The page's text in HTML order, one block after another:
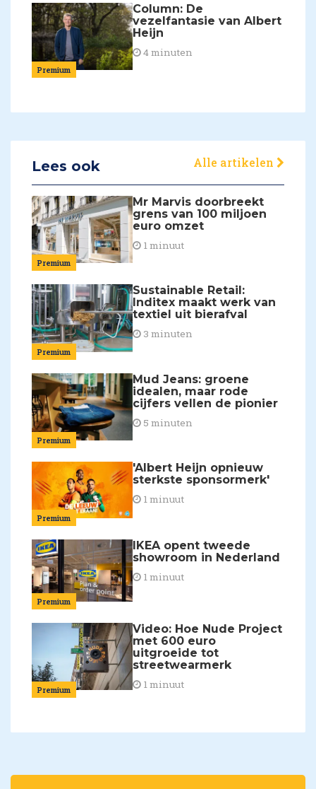
Premium
Column: De
vezelfantasie van Albert
Heijn
4 minuten
Lees ook Alle artikelen
Premium
Mr Marvis doorbreekt
grens van 100 miljoen
euro omzet
1 minuut
Premium
Sustainable Retail:
Inditex maakt werk van
textiel uit bierafval
3 minuten
Premium
Mud Jeans: groene
idealen, maar rode
cijfers vellen de pionier
5 minuten
Premium
'Albert Heijn opnieuw
sterkste sponsormerk'
1 minuut
Premium
IKEA opent tweede
showroom in Nederland
1 minuut
Premium
Video: Hoe Nude Project
met 600 euro
uitgroeide tot
streetwearmerk
1 minuut